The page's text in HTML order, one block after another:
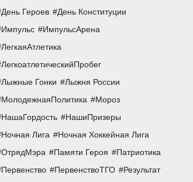
День Героев
День Конституции
Импульс
ИмпульсАрена
ЛегкаяАтлетика
ЛегкоатлетическийПробег
Лыжные Гонки
Лыжня России
МолодежнаяПолитика
Мороз
НашаГордость
НашиПризеры
Ночная Лига
Ночная Хоккейная Лига
ОтрядМэра
Памяти Героя
Патриотика
Первенство
ПервенствоТГО
Результат